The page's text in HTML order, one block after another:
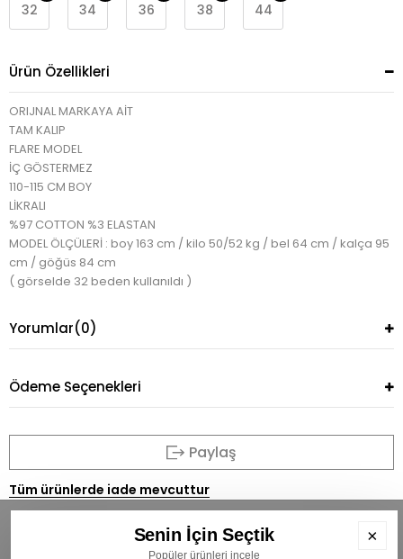
32 34 36 38 44
Ürün Özellikleri
ORIJNAL MARKAYA AİT
TAM KALIP
FLARE MODEL
İÇ GÖSTERMEZ
110-115 CM BOY
LİKRALI
%97 COTTON %3 ELASTAN
MODEL ÖLÇÜLERİ : boy 163 cm / kilo 50/52 kg / bel 64 cm / kalça 95
cm / göğüs 84 cm
( görselde 32 beden kullanıldı )
Yorumlar(0)
Ödeme Seçenekleri
Paylaş
Tüm ürünlerde iade mevcuttur
Senin İçin Seçtik
Popüler ürünleri incele
×